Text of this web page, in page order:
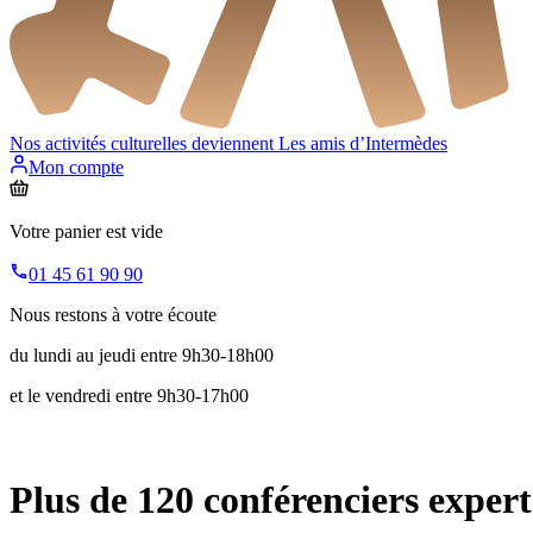
Nos activités culturelles deviennent Les amis d’Intermèdes
Mon compte
Votre panier est vide
01 45 61 90 90
Nous restons à votre écoute
du lundi au jeudi entre 9h30-18h00
et le vendredi entre 9h30-17h00
Plus de 120 conférenciers